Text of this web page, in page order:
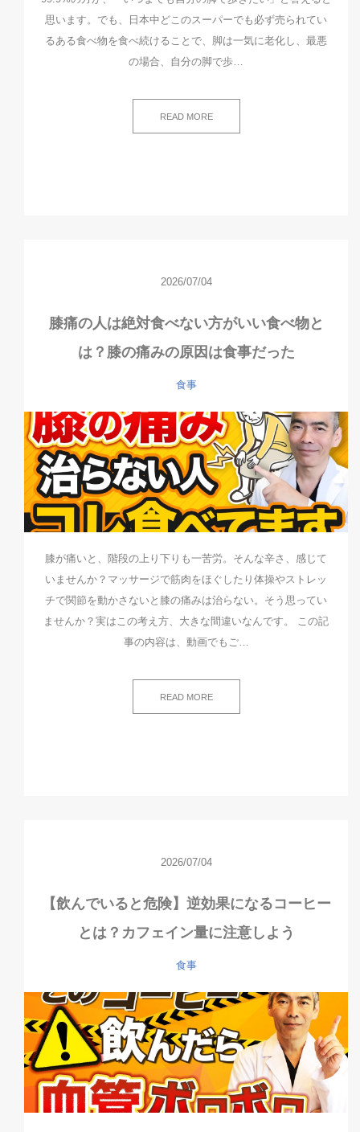
思います。でも、日本中どこのスーパーでも必ず売られてい
るある食べ物を食べ続けることで、脚は一気に老化し、最悪
の場合、自分の脚で歩…
READ MORE
2026/07/04
膝痛の人は絶対食べない方がいい食べ物と
は？膝の痛みの原因は食事だった
食事
膝が痛いと、階段の上り下りも一苦労。そんな辛さ、感じて
いませんか？マッサージで筋肉をほぐしたり体操やストレッ
チで関節を動かさないと膝の痛みは治らない。そう思ってい
ませんか？実はこの考え方、大きな間違いなんです。 この記
事の内容は、動画でもご…
READ MORE
2026/07/04
【飲んでいると危険】逆効果になるコーヒー
とは？カフェイン量に注意しよう
食事